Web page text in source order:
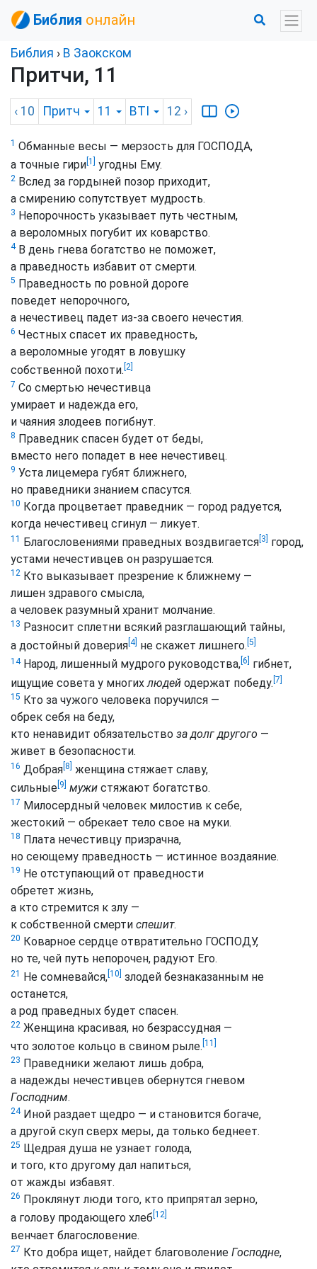
Библия онлайн
Библия › В Заокском
Притчи, 11
‹ 10 Притч 11 BTI 12 ›
1 Обманные весы — мерзость для ГОСПОДА,
а точные гири [1] угодны Ему.
2 Вслед за гордыней позор приходит,
а смирению сопутствует мудрость.
3 Непорочность указывает путь честным,
а вероломных погубит их коварство.
4В день гнева богатство не поможет,
а праведность избавит от смерти.
5 Праведность по ровной дороге
поведет непорочного,
а нечестивец падет из-за своего нечестия.
6 Честных спасет их праведность,
а вероломные угодят в ловушку
собственной похоти. [2]
7 Со смертью нечестивца
умирает и надежда его,
и чаяния злодеев погибнут.
8 Праведник спасен будет от беды,
вместо него попадет в нее нечестивец.
9 Уста лицемера губят ближнего,
но праведники знанием спасутся.
10 Когда процветает праведник — город радуется,
когда нечестивец сгинул — ликует.
11 Благословениями праведных воздвигается [3]
город,
устами нечестивцев он разрушается.
12 Кто выказывает презрение к ближнему —
лишен здравого смысла,
а человек разумный хранит молчание.
13 Разносит сплетни всякий разглашающий тайны,
а достойный доверия [4] не скажет лишнего. [5]
14Народ, лишенный мудрого руководства, [6]
гибнет,
ищущие совета у многихлюдей одержат победу. [7]
15 Кто за чужого человека поручился —
обрек себя на беду,
кто ненавидит обязательство за долг другого —
живет в безопасности.
16 Добрая [8] женщина стяжает славу,
сильные [9] мужи стяжают богатство.
17 Милосердный человек милостив к себе,
жестокий — обрекает тело свое на муки.
18 Плата нечестивцу призрачна,
но сеющему праведность — истинное воздаяние.
19 Не отступающий от праведности
обретет жизнь,
а кто стремится к злу —
к собственной смерти спешит.
20 Коварное сердце отвратительно ГОСПОДУ,
но те, чей путь непорочен, радуют Его.
21 Не сомневайся, [10] злодей безнаказанным не
останется,
а род праведных будет спасен.
22 Женщина красивая, но безрассудная —
что золотое кольцо в свином рыле. [11]
23 Праведники желают лишь добра,
а надежды нечестивцев обернутся гневом
Господним.
24Иной раздает щедро — и становится богаче,
а другой скуп сверх меры, да только беднеет.
25 Щедрая душа не узнает голода,
и того, кто другому дал напиться,
от жажды избавят.
26 Проклянут люди того, кто припрятал зерно,
а голову продающего хлеб [12]
венчает благословение.
27 Кто добра ищет, найдет благоволение Господне,